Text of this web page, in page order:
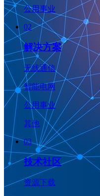
公用事业
02
解决方案
无线通信
智能电网
公用事业
其他
03
技术社区
资源下载